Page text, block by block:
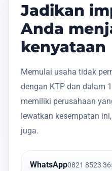
Jadikan
Anda
kenyataan
Memulai usaha tidak
dengan KTP dan dalam
memiliki perusahaan
lewatkan kesempatan
juga.
WhatsApp0821 8523